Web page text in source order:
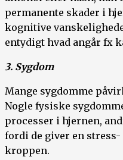
permanente skader i
kognitive
entydigt hvad angår fx
3. Sygdom
Mange sygdomme
Nogle fysiske
processer i hjernen,
fordi de giver en
kroppen.